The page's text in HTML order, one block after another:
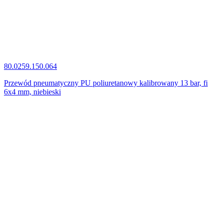
80.0259.150.064
Przewód pneumatyczny PU poliuretanowy kalibrowany 13 bar, fi
6x4 mm, niebieski